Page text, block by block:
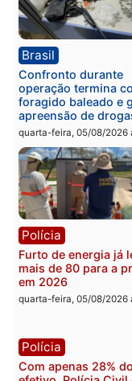
quarta-feira, 05/08/
Política
Violência domina
eleitoral e
principal arma
candidatos ao
Rondônia
quarta-feira, 05/08/
Brasil
Confronto durante
operação termina